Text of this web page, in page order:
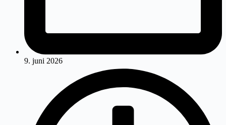
9. juni 2026